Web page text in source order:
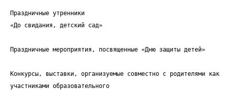
Праздничные утренники
«До свидания, детский сад»
Праздничные мероприятия, посвященные «Дню защиты детей»
Конкурсы, выставки, организуемые совместно с родителями как
участниками образовательного